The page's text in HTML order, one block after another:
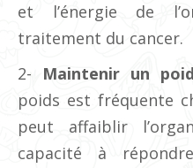
et l’énergie de
traitement du cancer.
2- Maintenir un
poids est fréquente
peut affaiblir
capacité à